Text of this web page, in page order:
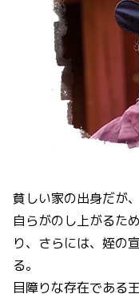
貧しい家の出身だが
自らがのし上がるた
り、さらには、姪の
る。
目障りな存在である